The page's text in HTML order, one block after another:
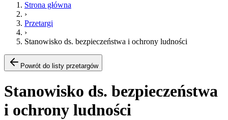
Strona główna
›
Przetargi
›
Stanowisko ds. bezpieczeństwa i ochrony ludności
Powrót do listy przetargów
Stanowisko ds. bezpieczeństwa
i ochrony ludności